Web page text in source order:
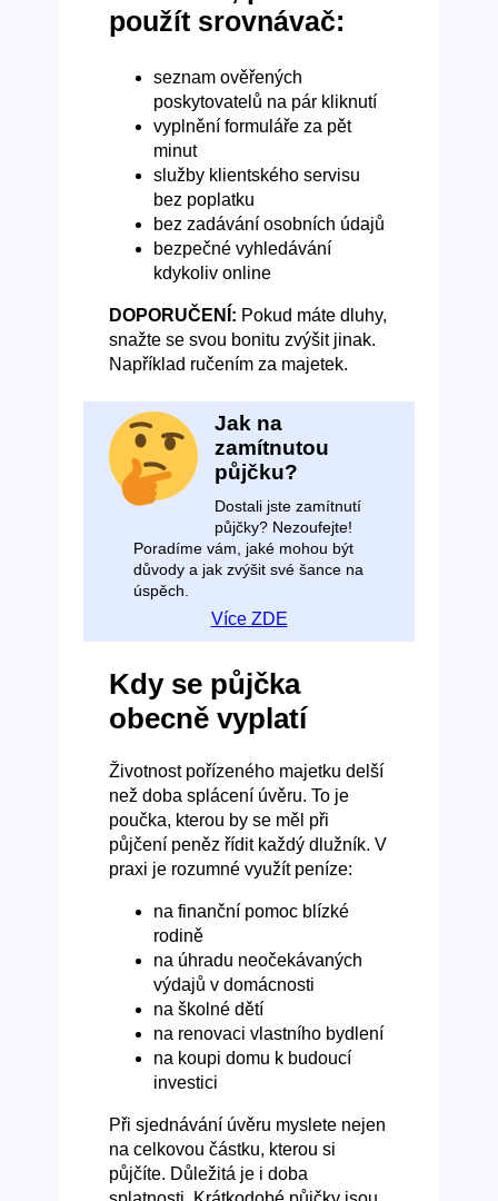
použít srovnávač:
seznam ověřených
poskytovatelů na pár kliknutí
vyplnění formuláře za pět
minut
služby klientského servisu
bez poplatku
bez zadávání osobních údajů
bezpečné vyhledávání
kdykoliv online
DOPORUČENÍ: Pokud máte dluhy,
snažte se svou bonitu zvýšit jinak.
Například ručením za majetek.
Jak na
zamítnutou
půjčku?
Dostali jste zamítnutí
půjčky? Nezoufejte!
Poradíme vám, jaké mohou být
důvody a jak zvýšit své šance na
úspěch.
Více ZDE
Kdy se půjčka
obecně vyplatí
Životnost pořízeného majetku delší
než doba splácení úvěru. To je
poučka, kterou by se měl při
půjčení peněz řídit každý dlužník. V
praxi je rozumné využít peníze:
na finanční pomoc blízké
rodině
na úhradu neočekávaných
výdajů v domácnosti
na školné dětí
na renovaci vlastního bydlení
na koupi domu k budoucí
investici
Při sjednávání úvěru myslete nejen
na celkovou částku, kterou si
půjčíte. Důležitá je i doba